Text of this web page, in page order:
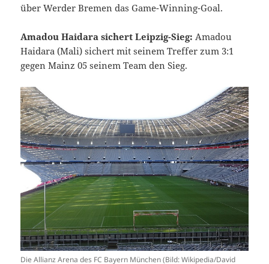
über Werder Bremen das Game-Winning-Goal.
Amadou Haidara sichert Leipzig-Sieg: Amadou
Haidara (Mali) sichert mit seinem Treffer zum 3:1
gegen Mainz 05 seinem Team den Sieg.
Die Allianz Arena des FC Bayern München (Bild: Wikipedia/David